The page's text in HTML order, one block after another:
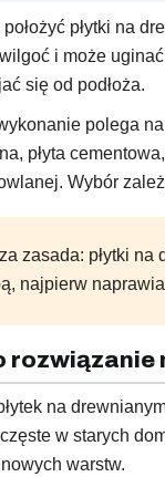
położyć płytki na
i może
się od podłoża.
polega
płyta
Wybór
zasada: płytki
najpierw
rozwiązanie
na
w starych
warstw.